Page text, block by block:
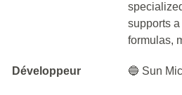
supports
formulas,
Développeur 🔵 Sun